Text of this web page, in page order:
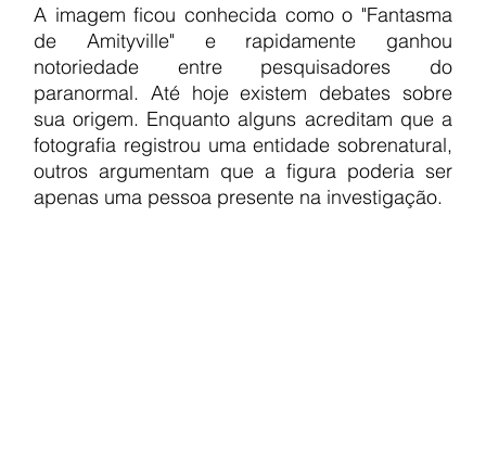
A imagem ficou conhecida como o "Fantasma
de Amityville" e rapidamente ganhou
notoriedade entre pesquisadores do
paranormal. Até hoje existem debates sobre
sua origem. Enquanto alguns acreditam que a
fotografia registrou uma entidade sobrenatural,
outros argumentam que a figura poderia ser
apenas uma pessoa presente na investigação.